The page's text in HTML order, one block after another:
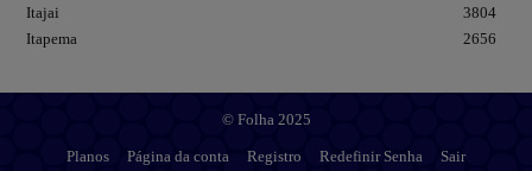
Itajai
3804
Itapema
2656
© Folha 2025
Planos Página da conta Registro Redefinir Senha Sair